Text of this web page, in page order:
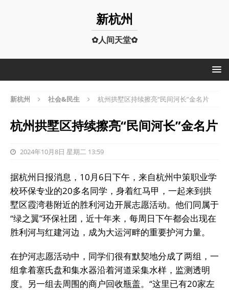
新杭州
✿人间天堂✿
新杭州 社会&民生 杭州拱墅区持续擦亮“民间河长”金名片
杭州拱墅区持续擦亮“民间河长”金名片
2024年10月8日 星期二 13:59
据杭州日报消息，10月6日下午，来自杭州中策职业学
校环保专业的20多名同学，身着红马甲，一起来到拱
墅区霞湾巷附近的胜利河边开展志愿活动。他们同属于
“绿之翼”环保社团，近十年来，每周日下午都会出现在
胜利河与红建河边，成为大运河畔的重要护河力量。
在护河志愿活动中，同学们很有默契地分成了两组，一
组拿着塞氏盘和集水器沿着河道采集水样，监测透明
度。另一组去周围的商户回收瓶盖。“这里已有20家左